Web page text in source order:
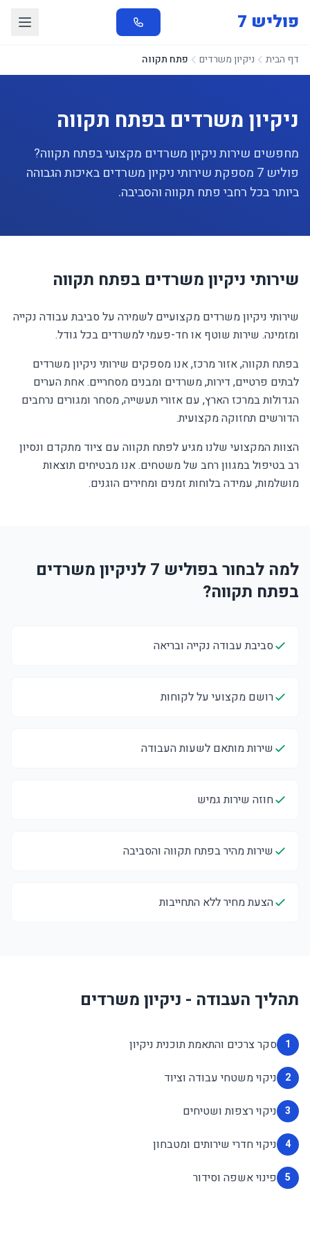
פוליש 7
דף הבית ניקיון משרדים פתח תקווה
ניקיון משרדים בפתח תקווה
מחפשים שירות ניקיון משרדים מקצועי בפתח תקווה?
פוליש 7 מספקת שירותי ניקיון משרדים באיכות הגבוהה
ביותר בכל רחבי פתח תקווה והסביבה.
שירותי ניקיון משרדים בפתח תקווה
שירותי ניקיון משרדים מקצועיים לשמירה על סביבת עבודה נקייה
ומזמינה. שירות שוטף או חד-פעמי למשרדים בכל גודל.
בפתח תקווה, אזור מרכז, אנו מספקים שירותי ניקיון משרדים
לבתים פרטיים, דירות, משרדים ומבנים מסחריים. אחת הערים
הגדולות במרכז הארץ, עם אזורי תעשייה, מסחר ומגורים נרחבים
הדורשים תחזוקה מקצועית.
הצוות המקצועי שלנו מגיע לפתח תקווה עם ציוד מתקדם ונסיון
רב בטיפול במגוון רחב של משטחים. אנו מבטיחים תוצאות
מושלמות, עמידה בלוחות זמנים ומחירים הוגנים.
למה לבחור בפוליש 7 לניקיון משרדים
בפתח תקווה?
סביבת עבודה נקייה ובריאה
רושם מקצועי על לקוחות
שירות מותאם לשעות העבודה
חוזה שירות גמיש
שירות מהיר בפתח תקווה והסביבה
הצעת מחיר ללא התחייבות
תהליך העבודה - ניקיון משרדים
1 סקר צרכים והתאמת תוכנית ניקיון
2 ניקוי משטחי עבודה וציוד
3 ניקוי רצפות ושטיחים
4 ניקוי חדרי שירותים ומטבחון
5 פינוי אשפה וסידור